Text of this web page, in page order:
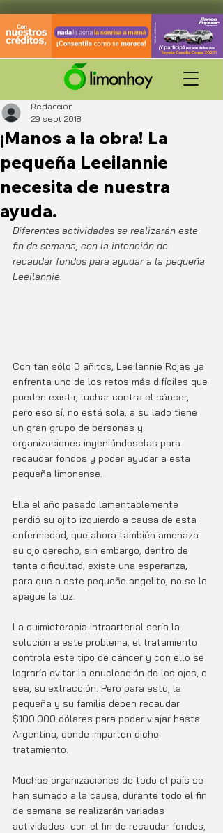
¡Manos a la obra! La
pequeña Leeilannie
necesita de nuestra
ayuda.
Redacción
29 sept 2018
Diferentes actividades se realizarán este
fin de semana, con la intención de
recaudar fondos para ayudar a la pequeña
Leeilannie.
Con tan sólo 3 añitos, Leeilannie Rojas ya
enfrenta uno de los retos más difíciles que
pueden existir, luchar contra el cáncer,
pero eso sí, no está sola, a su lado tiene
un gran grupo de personas y
organizaciones ingeniándoselas para
recaudar fondos y poder ayudar a esta
pequeña limonense.
Ella el año pasado lamentablemente
perdió su ojito izquierdo a causa de esta
enfermedad, que ahora también amenaza
su ojo derecho, sin embargo, dentro de
tanta dificultad, existe una esperanza,
para que a este pequeño angelito, no se le
apague la luz.
La quimioterapia intraarterial sería la
solución a este problema, el tratamiento
controla este tipo de cáncer y con ello se
lograría evitar la enucleación de los ojos, o
sea, su extracción. Pero para esto, la
pequeña y su familia deben recaudar
$100.000 dólares para poder viajar hasta
Argentina, donde imparten dicho
tratamiento.
Muchas organizaciones de todo el país se
han sumado a la causa, durante todo el fin
de semana se realizarán variadas
actividades  con el fin de recaudar fondos,